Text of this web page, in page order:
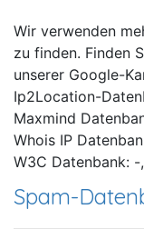
Wir verwenden
zu finden. Finden
unserer Google-
Ip2Location-
Maxmind
Whois IP
W3C Datenbank: -
Spam-